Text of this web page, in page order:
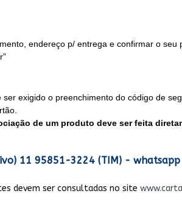
endereço p/ entrega e confirmar o seu
exigido o preenchimento do código de
de um produto deve ser feita
11 95851-3224 (TIM) - whatsapp
devem ser consultadas no site